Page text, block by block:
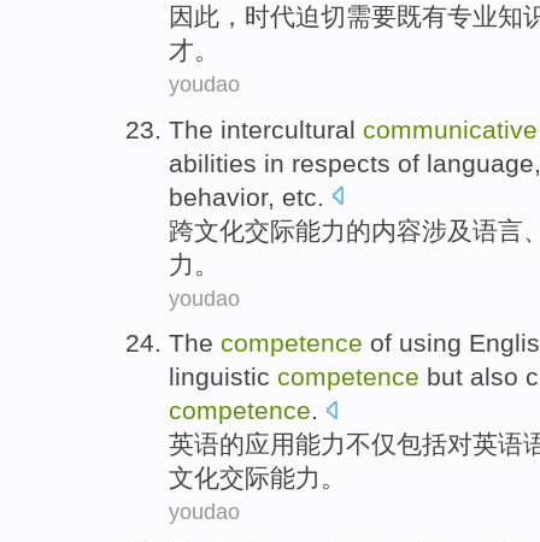
因此， 时代迫切需要既有专业知
才。
youdao
The intercultural communicative
abilities in respects of language
behavior, etc
跨文化交际能力的内容涉及语言
力 。
youdao
The competence of using
linguistic competence but also
competence.
英语的应用能力不仅包括对英语
文化交际能力。
youdao